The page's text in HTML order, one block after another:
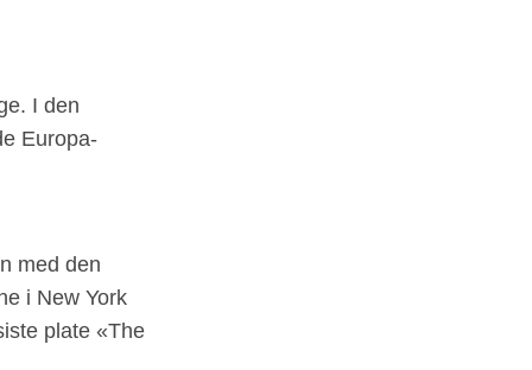
I den
Europa-
med den
i New York
plate «The